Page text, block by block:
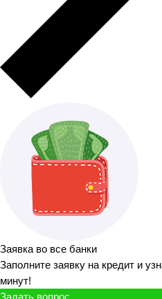
Заявка во все банки
Заполните заявку на кредит и
минут!
Задать вопрос